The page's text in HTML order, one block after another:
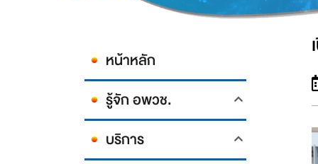
หน้าหลัก
รู้จัก อพวช.
บริการ